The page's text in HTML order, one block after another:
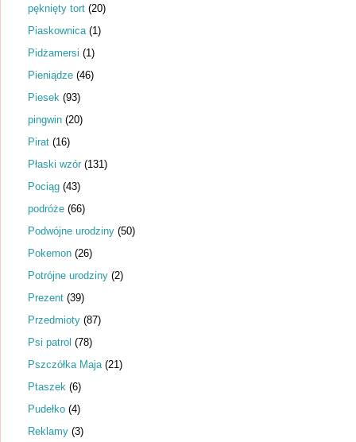
pęknięty tort (20)
Piaskownica (1)
Pidżamersi (1)
Pieniądze (46)
Piesek (93)
pingwin (20)
Pirat (16)
Płaski wzór (131)
Pociąg (43)
podróże (66)
Podwójne urodziny (50)
Pokemon (26)
Potrójne urodziny (2)
Prezent (39)
Przedmioty (87)
Psi patrol (78)
Pszczółka Maja (21)
Ptaszek (6)
Pudełko (4)
Reklamy (3)